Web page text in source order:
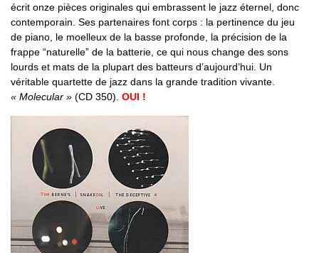
écrit onze pièces originales qui embrassent le jazz éternel, donc
contemporain. Ses partenaires font corps : la pertinence du jeu
de piano, le moelleux de la basse profonde, la précision de la
frappe “naturelle” de la batterie, ce qui nous change des sons
lourds et mats de la plupart des batteurs d’aujourd’hui. Un
véritable quartette de jazz dans la grande tradition vivante.
« Molecular » (CD 350). OUI !